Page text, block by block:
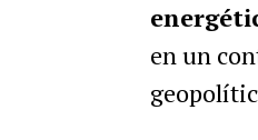
en un